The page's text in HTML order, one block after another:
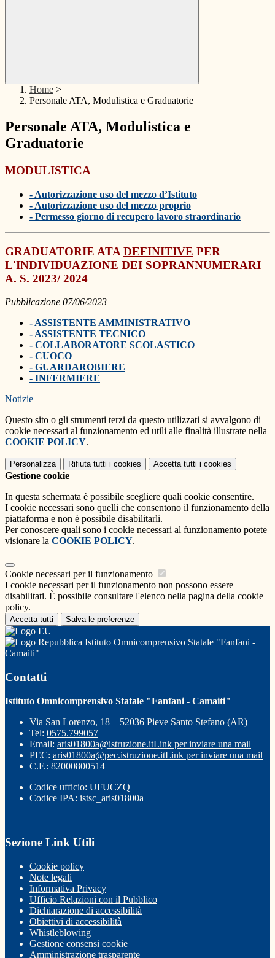
Home >
Personale ATA, Modulistica e Graduatorie
Personale ATA, Modulistica e
Graduatorie
MODULISTICA
- Autorizzazione uso del mezzo d’Istituto
- Autorizzazione uso del mezzo proprio
- Permesso giorno di recupero lavoro straordinario
GRADUATORIE ATA DEFINITIVE PER
L'INDIVIDUAZIONE DEI SOPRANNUMERARI
A. S. 2023/ 2024
Pubblicazione 07/06/2023
- ASSISTENTE AMMINISTRATIVO
- ASSISTENTE TECNICO
- COLLABORATORE SCOLASTICO
- CUOCO
- GUARDAROBIERE
- INFERMIERE
Notizie
Questo sito o gli strumenti terzi da questo utilizzati si avvalgono di
cookie necessari al funzionamento ed utili alle finalità illustrate nella
COOKIE POLICY.
Personalizza Rifiuta tutti i cookies Accetta tutti i cookies
Gestione cookie
In questa schermata è possibile scegliere quali cookie consentire.
I cookie necessari sono quelli che consentono il funzionamento della
piattaforma e non è possibile disabilitarli.
Per conoscere quali sono i cookie necessari al funzionamento potete
visionare la COOKIE POLICY.
Cookie necessari per il funzionamento
I cookie necessari per il funzionamento non possono essere
disabilitati. È possibile consultare l'elenco nella pagina della cookie
policy.
Accetta tutti Salva le preferenze
Istituto Omnicomprensivo Statale "Fanfani -
Camaiti"
Contatti
Istituto Omnicomprensivo Statale "Fanfani - Camaiti"
Via San Lorenzo, 18 – 52036 Pieve Santo Stefano (AR)
Tel: 0575.799057
Email: aris01800a@istruzione.itLink per inviare una mail
PEC: aris01800a@pec.istruzione.itLink per inviare una mail
C.F.: 82000800514
Codice ufficio: UFUCZQ
Codice IPA: istsc_aris01800a
Sezione Link Utili
Cookie policy
Note legali
Informativa Privacy
Ufficio Relazioni con il Pubblico
Dichiarazione di accessibilità
Obiettivi di accessibilità
Whistleblowing
Gestione consensi cookie
Amministrazione trasparente